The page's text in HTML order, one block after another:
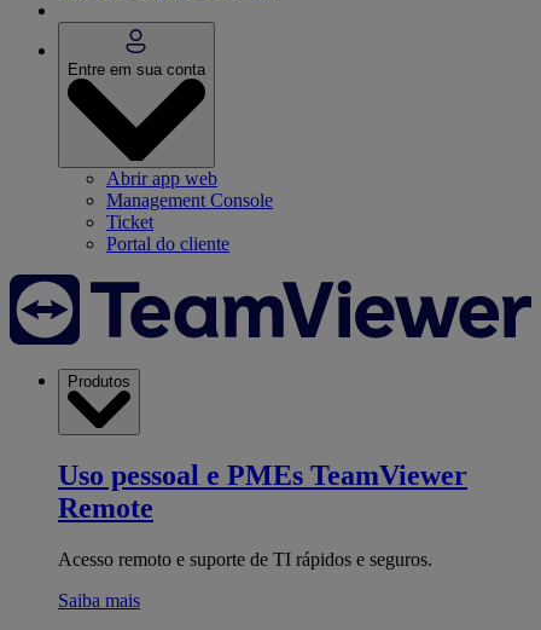
Entre em sua conta
Abrir app web
Management Console
Ticket
Portal do cliente
Produtos
Uso pessoal e PMEs TeamViewer
Remote
Acesso remoto e suporte de TI rápidos e seguros.
Saiba mais